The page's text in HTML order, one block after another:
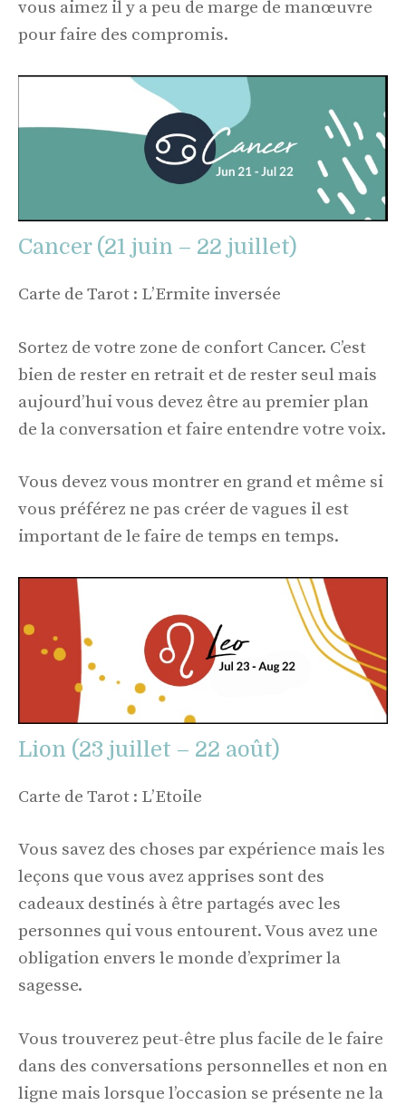
vous aimez il y a peu de marge de manœuvre
pour faire des compromis.
Cancer (21 juin – 22 juillet)
Carte de Tarot : L’Ermite inversée
Sortez de votre zone de confort Cancer. C’est
bien de rester en retrait et de rester seul mais
aujourd’hui vous devez être au premier plan
de la conversation et faire entendre votre voix.
Vous devez vous montrer en grand et même si
vous préférez ne pas créer de vagues il est
important de le faire de temps en temps.
Lion (23 juillet – 22 août)
Carte de Tarot : L’Etoile
Vous savez des choses par expérience mais les
leçons que vous avez apprises sont des
cadeaux destinés à être partagés avec les
personnes qui vous entourent. Vous avez une
obligation envers le monde d’exprimer la
sagesse.
Vous trouverez peut-être plus facile de le faire
dans des conversations personnelles et non en
ligne mais lorsque l’occasion se présente ne la